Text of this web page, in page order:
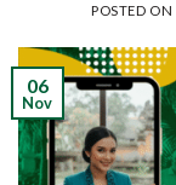
POSTED ON
06
Nov